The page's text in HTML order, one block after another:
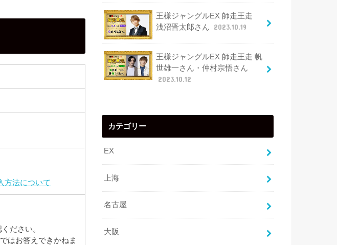
方法について
ださい。
はお答えできかねま
王様ジャングルEX 師走王走
浅沼晋太郎さん
2023.10.19
王様ジャングルEX 師走王走 帆
世雄一さん・仲村宗悟さん
2023.10.12
カテゴリー
EX
上海
名古屋
大阪